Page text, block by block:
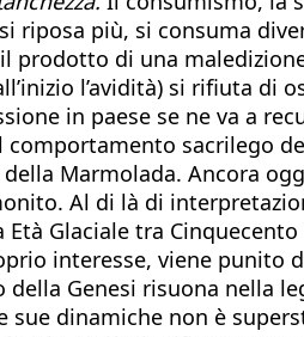
più, si consuma
prodotto di una
l’avidità) si rifiuta di
in paese se ne va a
sacrilego
Marmolada. Ancora
Al di là di
Glaciale tra
interesse, viene punito
Genesi risuona nella
sue dinamiche non è